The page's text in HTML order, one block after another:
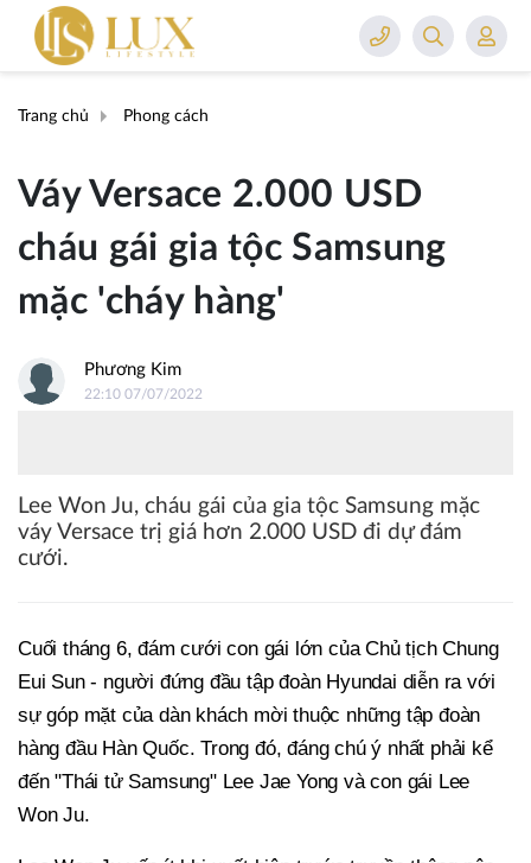
Trang chủ Phong cách
Váy Versace 2.000 USD
cháu gái gia tộc Samsung
mặc 'cháy hàng'
Phương Kim
22:10 07/07/2022
Lee Won Ju, cháu gái của gia tộc Samsung mặc
váy Versace trị giá hơn 2.000 USD đi dự đám
cưới.
Cuối tháng 6, đám cưới con gái lớn của Chủ tịch Chung
Eui Sun - người đứng đầu tập đoàn Hyundai diễn ra với
sự góp mặt của dàn khách mời thuộc những tập đoàn
hàng đầu Hàn Quốc. Trong đó, đáng chú ý nhất phải kể
đến "Thái tử Samsung" Lee Jae Yong và con gái Lee
Won Ju.